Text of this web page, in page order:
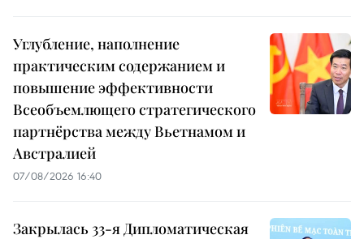
Углубление, наполнение
практическим содержанием и
повышение эффективности
Всеобъемлющего стратегического
партнёрства между Вьетнамом и
Австралией
07/08/2026 16:40
Закрылась 33-я Дипломатическая